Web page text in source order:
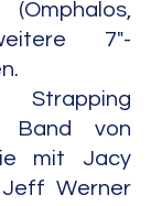
7"-
Strapping
Band von
mit Jacy
Werner